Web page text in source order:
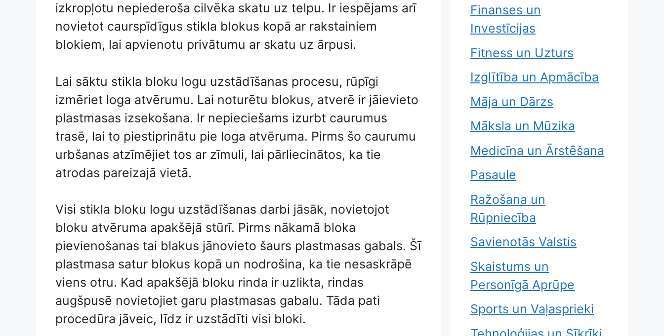
izkropļotu nepiederoša cilvēka skatu uz telpu. Ir iespējams arī
novietot caurspīdīgus stikla blokus kopā ar rakstainiem
blokiem, lai apvienotu privātumu ar skatu uz ārpusi.
Lai sāktu stikla bloku logu uzstādīšanas procesu, rūpīgi
izmēriet loga atvērumu. Lai noturētu blokus, atverē ir jāievieto
plastmasas izsekošana. Ir nepieciešams izurbt caurumus
trasē, lai to piestiprinātu pie loga atvēruma. Pirms šo caurumu
urbšanas atzīmējiet tos ar zīmuli, lai pārliecinātos, ka tie
atrodas pareizajā vietā.
Visi stikla bloku logu uzstādīšanas darbi jāsāk, novietojot
bloku atvēruma apakšējā stūrī. Pirms nākamā bloka
pievienošanas tai blakus jānovieto šaurs plastmasas gabals. Šī
plastmasa satur blokus kopā un nodrošina, ka tie nesaskrāpē
viens otru. Kad apakšējā bloku rinda ir uzlikta, rindas
augšpusē novietojiet garu plastmasas gabalu. Tāda pati
procedūra jāveic, līdz ir uzstādīti visi bloki.
Finanses un
Investīcijas
Fitness un Uzturs
Izglītība un Apmācība
Māja un Dārzs
Māksla un Mūzika
Medicīna un Ārstēšana
Pasaule
Ražošana un
Rūpniecība
Savienotās Valstis
Skaistums un
Personīgā Aprūpe
Sports un Vaļasprieki